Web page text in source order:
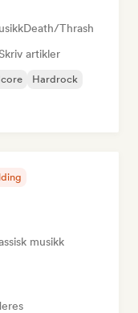
Death/Thrash
artikler
Hardrock
musikk